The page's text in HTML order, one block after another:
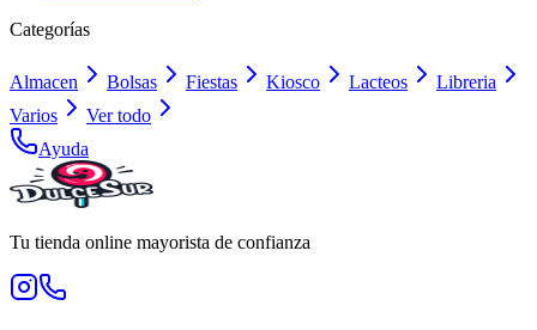
Categorías
Almacen Bolsas Fiestas Kiosco Lacteos
Libreria
Varios
Ver todo
Ayuda
Tu tienda online mayorista de confianza